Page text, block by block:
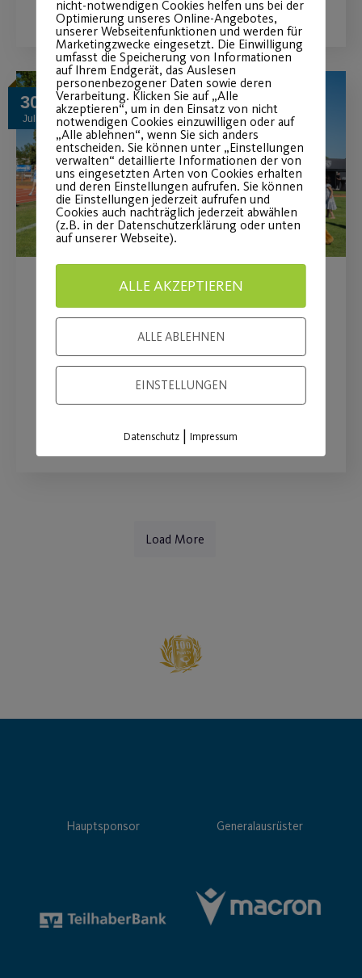
30
Juli
Post SV beim Bewegungstag
„Ball“
am 16.08.2026 auf der Wöhrder Wiese
Load More
Hauptsponsor Generalausrüster
nicht-notwendigen Cookies helfen uns bei der
Optimierung unseres Online-Angebotes,
unserer Webseitenfunktionen und werden für
Marketingzwecke eingesetzt. Die Einwilligung
umfasst die Speicherung von Informationen
auf Ihrem Endgerät, das Auslesen
personenbezogener Daten sowie deren
Verarbeitung. Klicken Sie auf „Alle
akzeptieren“, um in den Einsatz von nicht
notwendigen Cookies einzuwilligen oder auf
„Alle ablehnen“, wenn Sie sich anders
entscheiden. Sie können unter „Einstellungen
verwalten“ detaillierte Informationen der von
uns eingesetzten Arten von Cookies erhalten
und deren Einstellungen aufrufen. Sie können
die Einstellungen jederzeit aufrufen und
Cookies auch nachträglich jederzeit abwählen
(z.B. in der Datenschutzerklärung oder unten
auf unserer Webseite).
ALLE AKZEPTIEREN
ALLE ABLEHNEN
EINSTELLUNGEN
Datenschutz |Impressum